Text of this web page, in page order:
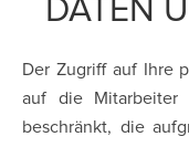
DATEN
Der Zugriff auf Ihre
auf die Mitarbeiter
beschränkt, die